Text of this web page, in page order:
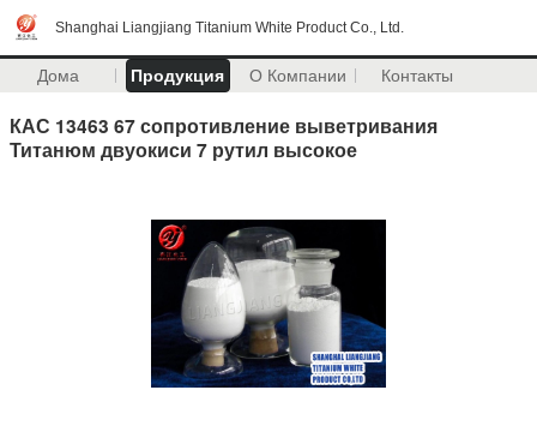
Shanghai Liangjiang Titanium White Product Co., Ltd.
Дома Продукция О Компании Контакты
КАС 13463 67 сопротивление выветривания
Титанюм двуокиси 7 рутил высокое